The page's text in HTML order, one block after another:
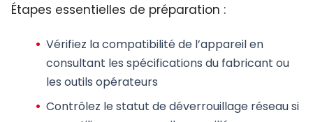
Étapes essentielles de préparation :
Vérifiez la compatibilité de l’appareilen
consultant les spécifications du fabricant ou
les outils opérateurs
Contrôlez le statut de déverrouillage réseausi